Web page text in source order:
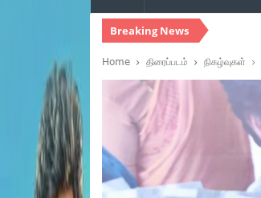
Breaking News
Home திரைப்படம் நிகழ்வுகள்